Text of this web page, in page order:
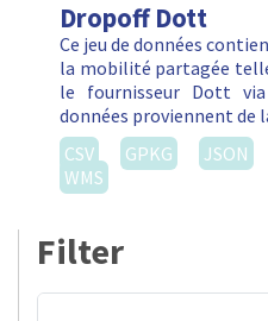
Dropoff Dott
Ce jeu de données
la mobilité partagée
le fournisseur Dott via
données proviennent de
CSV
GPKG JSON
WMS
Filter